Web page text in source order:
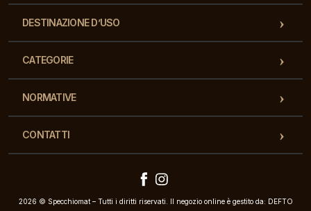
DESTINAZIONE D’USO
CATEGORIE
NORMATIVE
CONTATTI
2026 © Specchiomat – Tutti i diritti riservati. Il negozio online è gestito da: DEFTO